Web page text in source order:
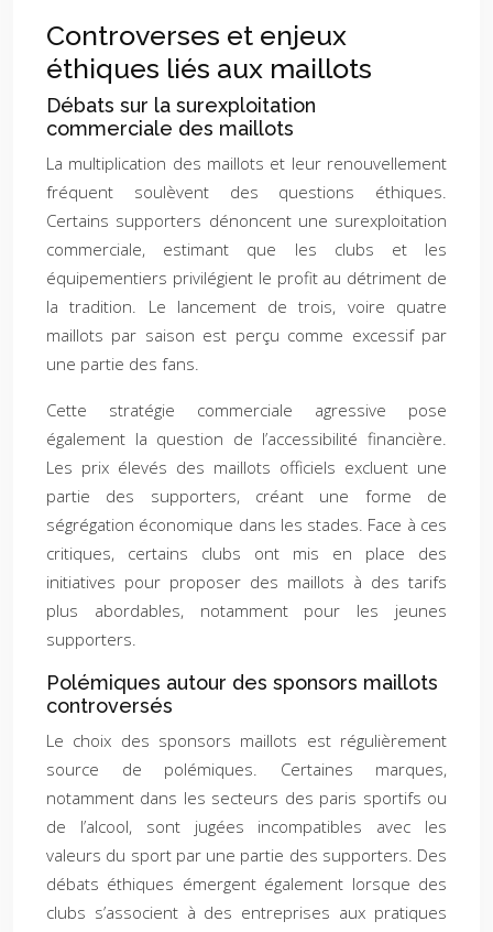
Controverses et enjeux
éthiques liés aux maillots
Débats sur la surexploitation
commerciale des maillots
La multiplication des maillots et leur renouvellement
fréquent soulèvent des questions éthiques.
Certains supporters dénoncent une surexploitation
commerciale, estimant que les clubs et les
équipementiers privilégient le profit au détriment de
la tradition. Le lancement de trois, voire quatre
maillots par saison est perçu comme excessif par
une partie des fans.
Cette stratégie commerciale agressive pose
également la question de l’accessibilité financière.
Les prix élevés des maillots officiels excluent une
partie des supporters, créant une forme de
ségrégation économique dans les stades. Face à ces
critiques, certains clubs ont mis en place des
initiatives pour proposer des maillots à des tarifs
plus abordables, notamment pour les jeunes
supporters.
Polémiques autour des sponsors maillots
controversés
Le choix des sponsors maillots est régulièrement
source de polémiques. Certaines marques,
notamment dans les secteurs des paris sportifs ou
de l’alcool, sont jugées incompatibles avec les
valeurs du sport par une partie des supporters. Des
débats éthiques émergent également lorsque des
clubs s’associent à des entreprises aux pratiques